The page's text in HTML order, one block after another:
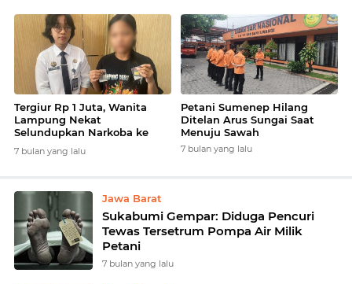
Tergiur Rp 1 Juta, Wanita
Lampung Nekat
Selundupkan Narkoba ke
7 bulan yang lalu
Petani Sumenep Hilang
Ditelan Arus Sungai Saat
Menuju Sawah
7 bulan yang lalu
Jawa Barat
Sukabumi Gempar: Diduga Pencuri
Tewas Tersetrum Pompa Air Milik
Petani
7 bulan yang lalu